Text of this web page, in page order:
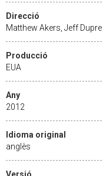
Direcció
Matthew Akers, Jeff Dupre
Producció
EUA
Any
2012
Idioma original
anglès
Versió